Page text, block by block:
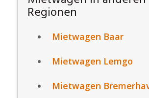
Regionen
Mietwagen Baar
Mietwagen Lemgo
Mietwagen